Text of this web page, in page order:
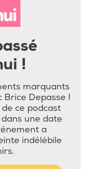
!
marquants
Brice Depasse !
ce podcast
une date
a
indélébile